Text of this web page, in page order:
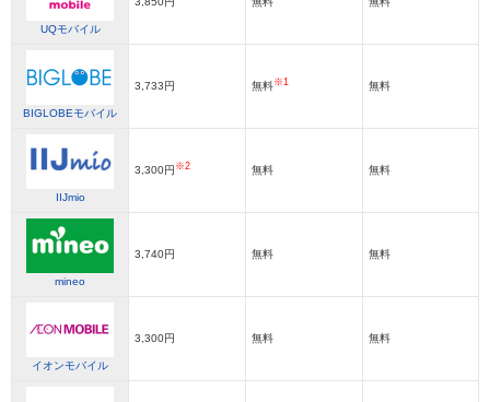
UQモバイル
BIGLOBEモバイル
3,733円 無料※1 無料
IIJmio
3,300円 ※2 無料 無料
mineo
3,740円 無料 無料
イオンモバイル
3,300円 無料 無料